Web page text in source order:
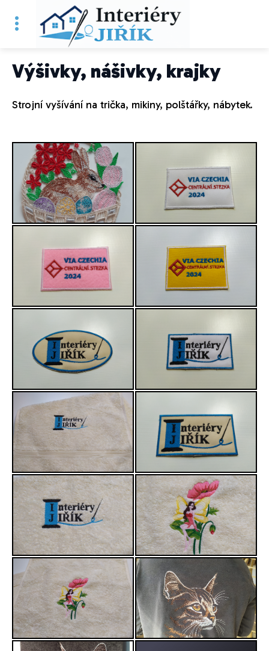
Výšivky, nášivky, krajky
Strojní vyšívání na trička, mikiny, polštářky, nábytek.